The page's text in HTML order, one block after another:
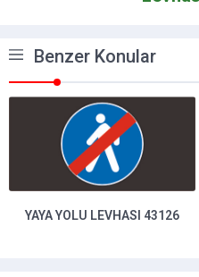
Benzer Konular
YOLU LEVHASI 43126